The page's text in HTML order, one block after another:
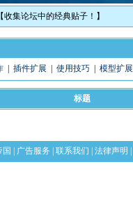
论坛中的经典贴子！】
| 插件扩展 使用技巧| 模型扩展
标题
国 广告服务 联系我们 法律声明